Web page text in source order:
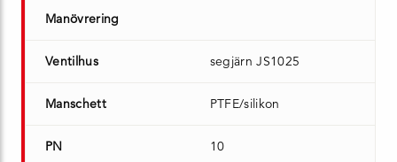
Manövrering
Ventilhus segjärn JS1025
Manschett PTFE/silikon
PN 10